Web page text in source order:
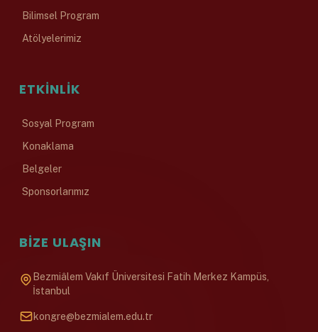
Bilimsel Program
Atölyelerimiz
ETKINLIK
Sosyal Program
Konaklama
Belgeler
Sponsorlarımız
BIZE ULAŞIN
Bezmiâlem Vakıf Üniversitesi Fatih Merkez Kampüs,
İstanbul
kongre@bezmialem.edu.tr